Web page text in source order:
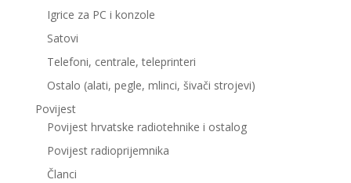
Igrice za PC i konzole
Satovi
Telefoni, centrale, teleprinteri
Ostalo (alati, pegle, mlinci, šivači strojevi)
Povijest
Povijest hrvatske radiotehnike i ostalog
Povijest radioprijemnika
Članci